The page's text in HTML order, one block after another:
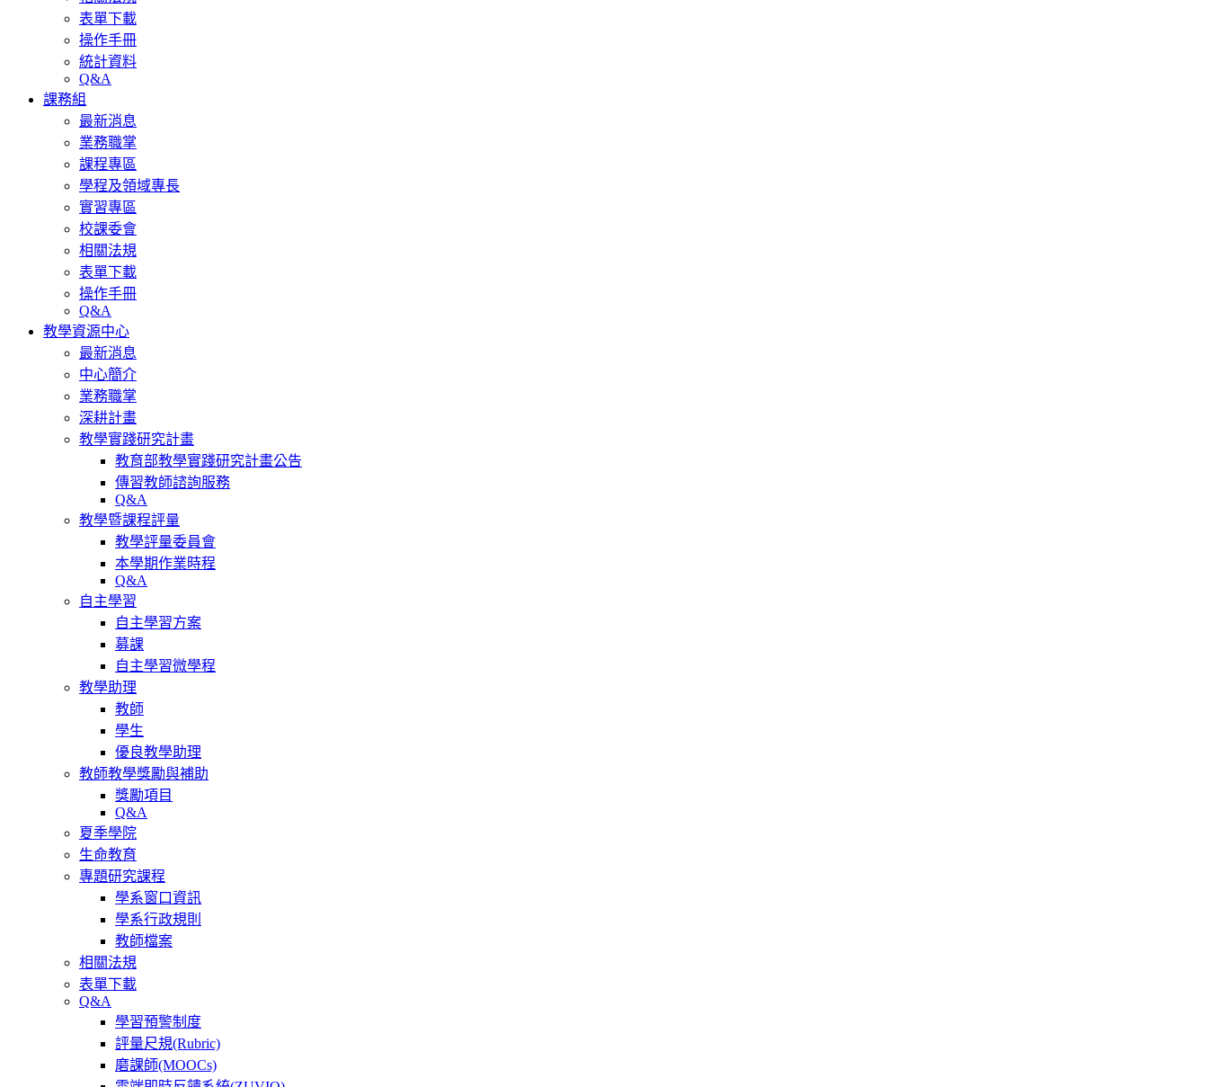
表單下載
操作手冊
統計資料
Q&A
課務組
最新消息
業務職掌
課程專區
學程及領域專長
實習專區
校課委會
相關法規
表單下載
操作手冊
Q&A
教學資源中心
最新消息
中心簡介
業務職掌
深耕計畫
教學實踐研究計畫
教育部教學實踐研究計畫公告
傳習教師諮詢服務
Q&A
教學暨課程評量
教學評量委員會
本學期作業時程
Q&A
自主學習
自主學習方案
募課
自主學習微學程
教學助理
教師
學生
優良教學助理
教師教學獎勵與補助
獎勵項目
Q&A
夏季學院
生命教育
專題研究課程
學系窗口資訊
學系行政規則
教師檔案
相關法規
表單下載
Q&A
學習預警制度
評量尺規(Rubric)
磨課師(MOOCs)